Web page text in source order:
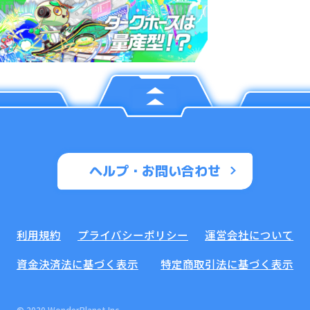
ヘルプ・お問い合わせ
利用規約 プライバシーポリシー
運営会社について
資金決済法に基づく表示
特定商取引法に基づく表示